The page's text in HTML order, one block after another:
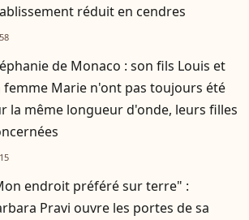
réduit en cendres
de Monaco : son fils Louis et
femme Marie n'ont pas toujours été
la même longueur d'onde, leurs filles
endroit préféré sur terre" :
Pravi ouvre les portes de sa